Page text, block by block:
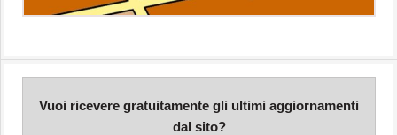
Vuoi ricevere gratuitamente gli ultimi aggiornamenti
dal sito?